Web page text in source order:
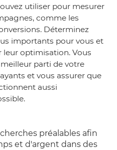
utiliser pour mesurer
comme les
Déterminez
importants pour vous et
leur optimisation. Vous
parti de votre
et vous assurer que
aussi
préalables afin
et d'argent dans des